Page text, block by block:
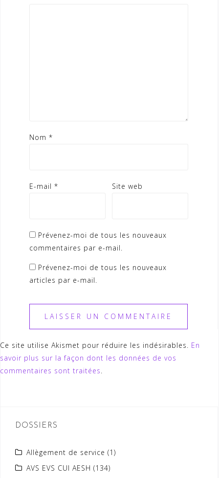
Nom *
E-mail * Site web
Prévenez-moi de tous les nouveaux
commentaires par e-mail.
Prévenez-moi de tous les nouveaux
articles par e-mail.
Ce site utilise Akismet pour réduire les indésirables. En
savoir plus sur la façon dont les données de vos
commentaires sont traitées
DOSSIERS
Allègement de service (1)
AVS EVS CUI AESH (134)